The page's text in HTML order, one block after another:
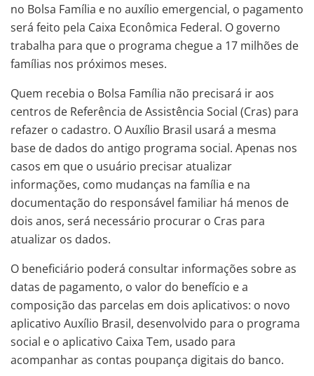
no Bolsa Família e no auxílio emergencial, o pagamento
será feito pela Caixa Econômica Federal. O governo
trabalha para que o programa chegue a 17 milhões de
famílias nos próximos meses.
Quem recebia o Bolsa Família não precisará ir aos
centros de Referência de Assistência Social (Cras) para
refazer o cadastro. O Auxílio Brasil usará a mesma
base de dados do antigo programa social. Apenas nos
casos em que o usuário precisar atualizar
informações, como mudanças na família e na
documentação do responsável familiar há menos de
dois anos, será necessário procurar o Cras para
atualizar os dados.
O beneficiário poderá consultar informações sobre as
datas de pagamento, o valor do benefício e a
composição das parcelas em dois aplicativos: o novo
aplicativo Auxílio Brasil, desenvolvido para o programa
social e o aplicativo Caixa Tem, usado para
acompanhar as contas poupança digitais do banco.